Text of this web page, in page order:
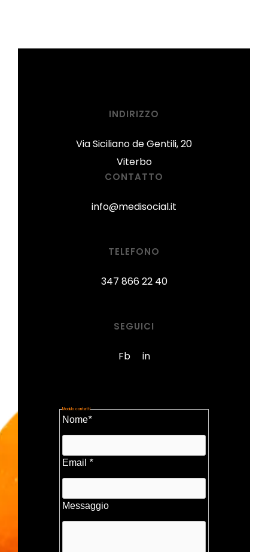
INDIRIZZO
Via Siciliano de Gentili, 20
Viterbo
CONTATTO
info@medisocial.it
TELEFONO
347 866 22 40
SEGUICI
Fb in
Modulo contatti
Nome*
Email *
Messaggio